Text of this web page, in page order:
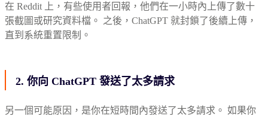
在 Reddit 上，有些使用者回報，他們在一小時內上傳了數十
張截圖或研究資料檔。 之後，ChatGPT 就封鎖了後續上傳，
直到系統重置限制。
2. 你向 ChatGPT 發送了太多請求
另一個可能原因，是你在短時間內發送了太多請求。 如果你